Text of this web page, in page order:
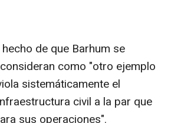
de que Barhum se
como "otro ejemplo
sistemáticamente el
civil a la par que
sus operaciones".